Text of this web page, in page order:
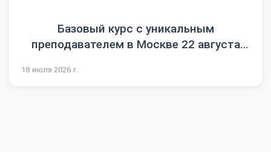
Базовый курс с уникальным
преподавателем в Москве 22 августа
18 июля 2026 г.